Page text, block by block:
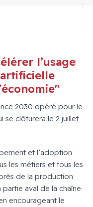
l’usage
2030 opéré pour le
se clôturera le 2 juillet
et l’adoption
les métiers et tous les
de la production
aval de la chaîne
encourageant le